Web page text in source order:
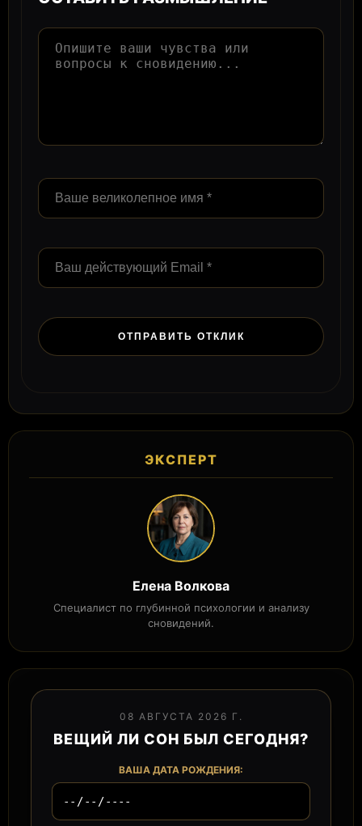
ЭКСПЕРТ
Елена Волкова
Специалист по глубинной психологии и анализу
сновидений.
08 АВГУСТА 2026 Г.
ВЕЩИЙ ЛИ СОН БЫЛ СЕГОДНЯ?
ВАША ДАТА РОЖДЕНИЯ: